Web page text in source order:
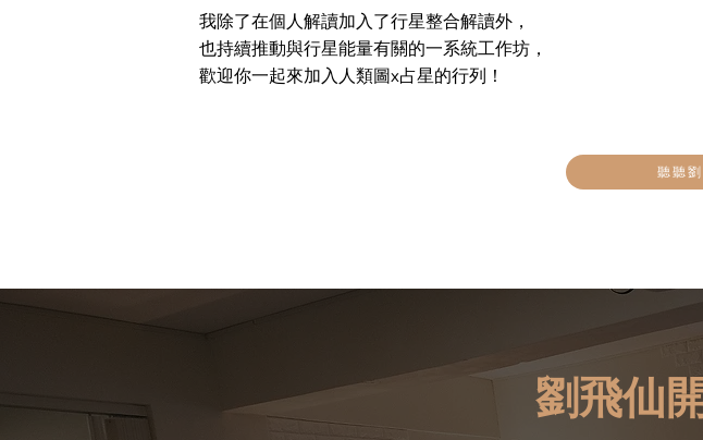
我除了在個人解讀加入了行星整合解讀外，
也持續推動與行星能量有關的一系統工作坊，
​歡迎你一起來加入人類圖x占星的行列！
聽聽
劉飛仙